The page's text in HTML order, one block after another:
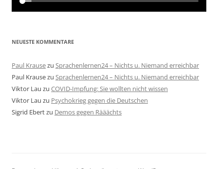
NEUESTE KOMMENTARE
Paul Krausezu Sprachenlernen24 – Nichts u. Niemand erreichbar
Paul Krausezu Sprachenlernen24 – Nichts u. Niemand erreichbar
Viktor Lau zu COVID-Impfung: Sie wollten nicht wissen
Viktor Lau zu Psychokrieg gegen die Deutschen
Sigrid Ebertzu Demos gegen Rääächts